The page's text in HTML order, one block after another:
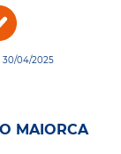
30/04/2025
MAIORCA